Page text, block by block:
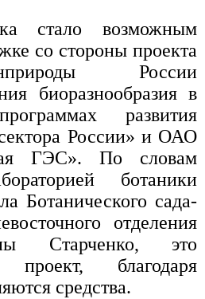
стало возможным
со стороны проекта
России
биоразнообразия в
развития
сектора России» и ОАО
ГЭС». По словам
ботаники
Ботанического сада-
отделения
Старченко, это
проект, благодаря
средства.